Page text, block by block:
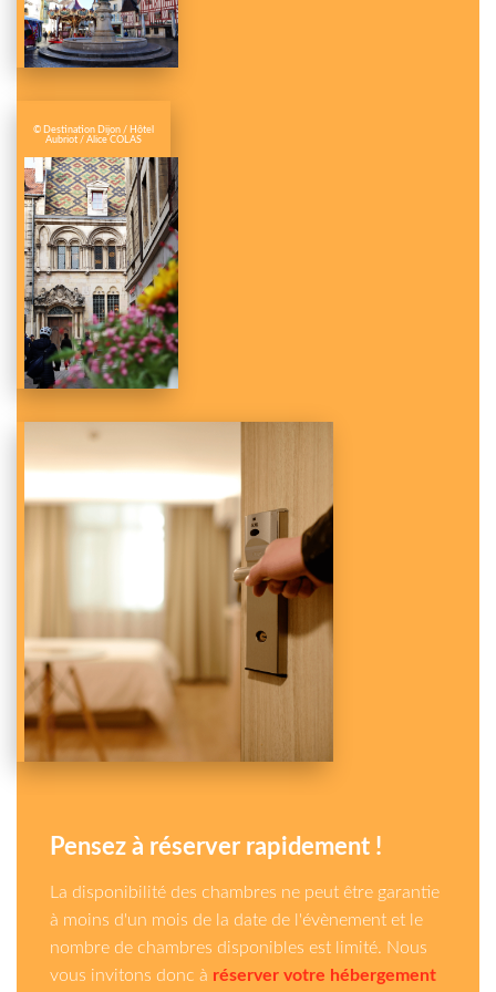
© Destination Dijon / Hôtel
Aubriot / Alice COLAS
Pensez à réserver rapidement !
La disponibilité des chambres ne peut être garantie
à moins d'un mois de la date de l'évènement et le
nombre de chambres disponibles est limité. Nous
vous invitons donc à réserver votre hébergement